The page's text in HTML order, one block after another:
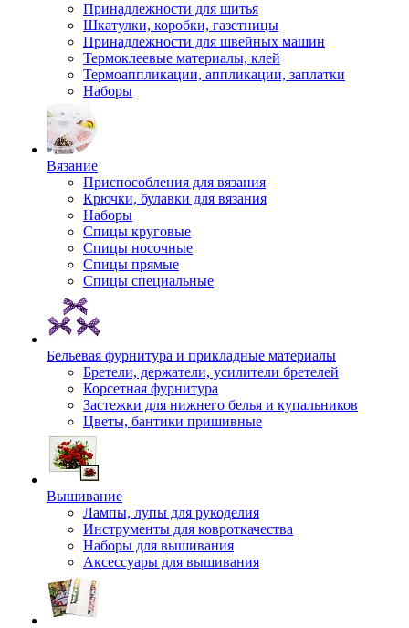
Принадлежности для шитья
Шкатулки, коробки, газетницы
Принадлежности для швейных машин
Термоклеевые материалы, клей
Термоаппликации, аппликации, заплатки
Наборы
Вязание
Приспособления для вязания
Крючки, булавки для вязания
Наборы
Спицы круговые
Спицы носочные
Спицы прямые
Спицы специальные
Бельевая фурнитура и прикладные материалы
Бретели, держатели, усилители бретелей
Корсетная фурнитура
Застежки для нижнего белья и купальников
Цветы, бантики пришивные
Вышивание
Лампы, лупы для рукоделия
Инструменты для ковроткачества
Наборы для вышивания
Аксессуары для вышивания